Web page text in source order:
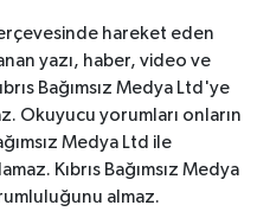
hareket eden
yazı, haber, video ve
Bağımsız Medya Ltd'ye
Okuyucu yorumları onların
Medya Ltd ile
Kıbrıs Bağımsız Medya
almaz.